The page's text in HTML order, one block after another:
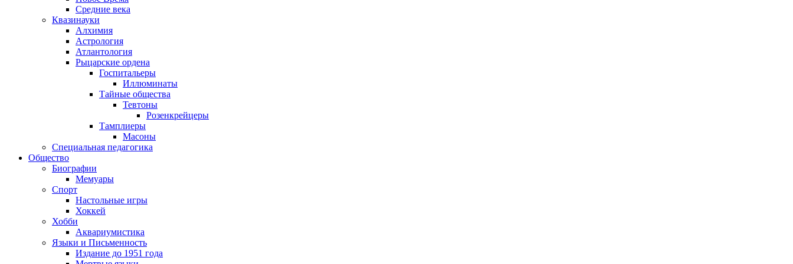
Средние века
Квазинауки
Алхимия
Астрология
Атлантология
Рыцарские ордена
Госпитальеры
Иллюминаты
Тайные общества
Тевтоны
Розенкрейцеры
Тамплиеры
Масоны
Специальная педагогика
Общество
Биографии
Мемуары
Спорт
Настольные игры
Хоккей
Хобби
Аквариумистика
Языки и Письменность
Издание до 1951 года